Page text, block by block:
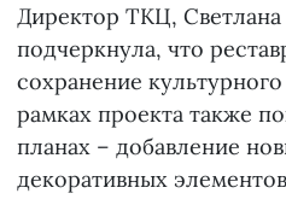
Директор ТКЦ,
подчеркнула, что
сохранение
рамках проекта также
планах – добавление
декоративных